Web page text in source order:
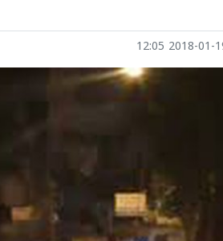
2018-01-19